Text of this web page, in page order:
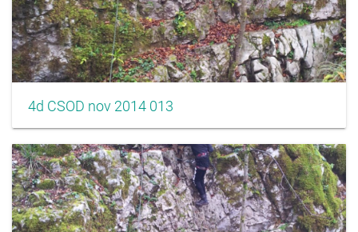
4d CSOD nov 2014 013